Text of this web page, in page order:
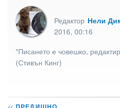
Редактор Нели
2016, 00:16
"Писането е човешко,
(Стивън Кинг)
<<